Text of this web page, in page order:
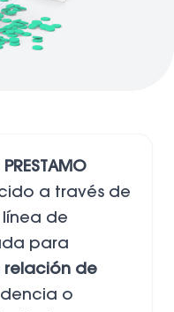
PRESTAMO
a través de
línea de
para
relación de
o